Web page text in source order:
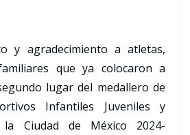
y agradecimiento a atletas,
que ya colocaron a
lugar del medallero de
Infantiles Juveniles y
la Ciudad de México 2024-